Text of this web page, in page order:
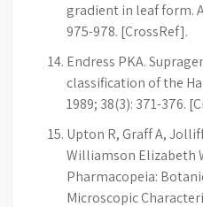
gradient in leaf form.
975-978. [CrossRef].
Endress PKA.
classification of the
1989; 38(3): 371-376.
Upton R, Graff A,
Williamson Elizabeth
Pharmacopeia:
Microscopic